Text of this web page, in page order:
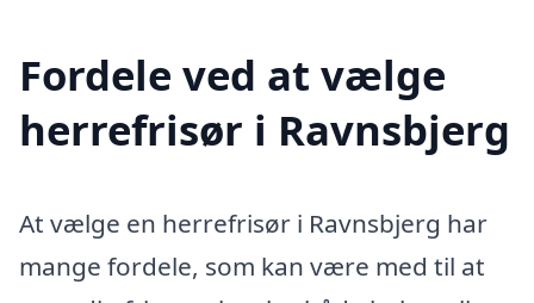
Fordele ved at vælge
herrefrisør i Ravnsbjerg
At vælge en herrefrisør i Ravnsbjerg har
mange fordele, som kan være med til at